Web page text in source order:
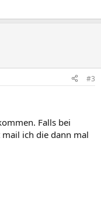
#3
Falls bei
ich die dann mal